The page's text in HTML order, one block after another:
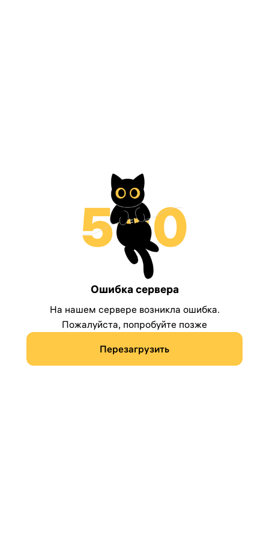
Ошибка сервера
На нашем сервере возникла ошибка.
Пожалуйста, попробуйте позже
Перезагрузить